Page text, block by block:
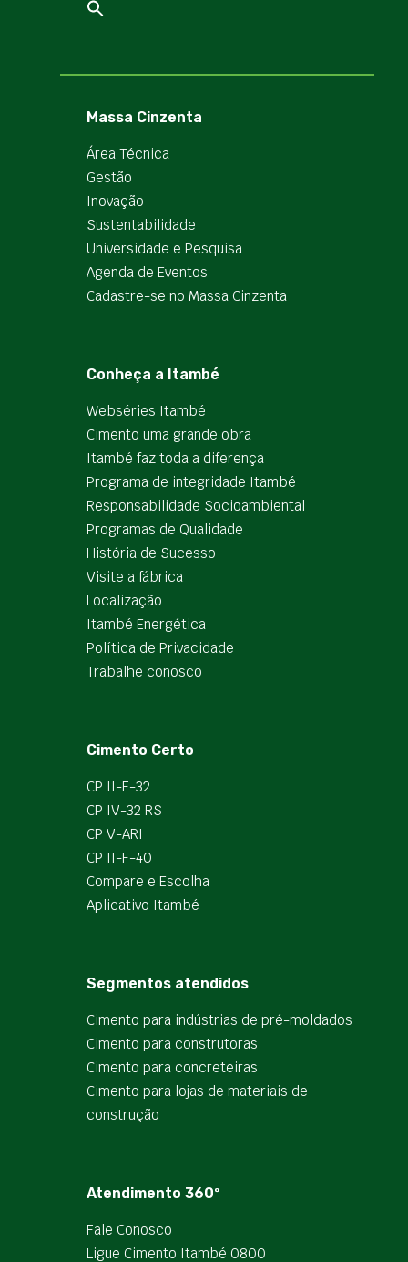
Massa Cinzenta
Área Técnica
Gestão
Inovação
Sustentabilidade
Universidade e Pesquisa
Agenda de Eventos
Cadastre-se no Massa Cinzenta
Conheça a Itambé
Webséries Itambé
Cimento uma grande obra
Itambé faz toda a diferença
Programa de integridade Itambé
Responsabilidade Socioambiental
Programas de Qualidade
História de Sucesso
Visite a fábrica
Localização
Itambé Energética
Política de Privacidade
Trabalhe conosco
Cimento Certo
CP II-F-32
CP IV-32 RS
CP V-ARI
CP II-F-40
Compare e Escolha
Aplicativo Itambé
Segmentos atendidos
Cimento para indústrias de pré-moldados
Cimento para construtoras
Cimento para concreteiras
Cimento para lojas de materiais de
construção
Atendimento 360º
Fale Conosco
Ligue Cimento Itambé 0800